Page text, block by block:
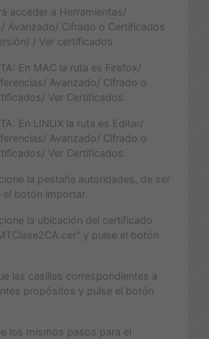
acceder a Herramientas/
Avanzado/ Cifrado o Certificados
/ Ver certificados
En MAC la ruta es Firefox/
Avanzado/ Cifrado o
Ver Certificados.
En LINUX la ruta es Editar/
Avanzado/ Cifrado o
Ver Certificados.
la pestaña autoridades, de ser
el botón importar.
la ubicación del certificado
y pulse el botón
las casillas correspondientes a
propósitos y pulse el botón
los mismos pasos para el